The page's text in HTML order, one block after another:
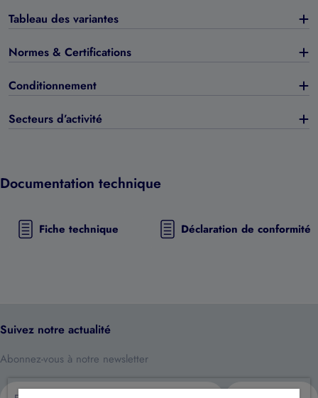
Tableau des variantes
Normes & Certifications
Conditionnement
Secteurs d’activité
Documentation technique
Fiche technique Déclaration de conformité
Suivez notre actualité
Abonnez-vous à notre newsletter